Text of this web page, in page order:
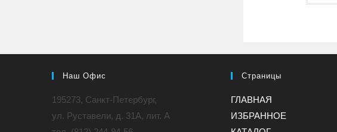
Наш Офис
195273, Санкт-Петербург,
ул. Руставели, д. 31A, лит. А
Страницы
ГЛАВНАЯ
ИЗБРАННОЕ